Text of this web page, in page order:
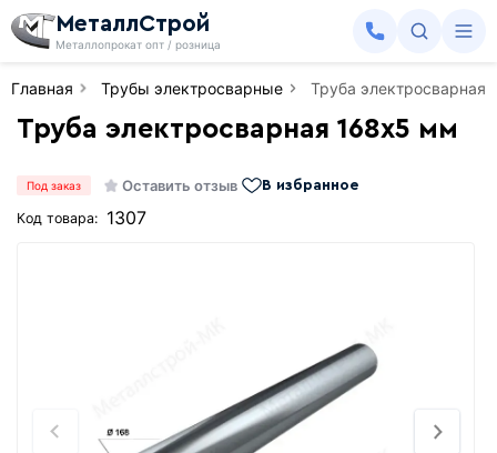
МеталлСтрой
Металлопрокат опт / розница
Главная Трубы электросварные Труба электросварная
Труба электросварная 168х5 мм
Под заказ Оставить отзыв В избранное
Код товара: 1307